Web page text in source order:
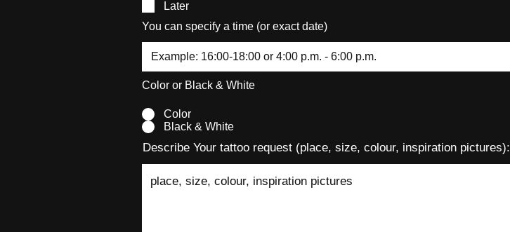
Later
You can specify a time (or exact date)
Color or Black & White
Color
Black & White
Describe Your tattoo request (place, size, colour, inspiration pictures):